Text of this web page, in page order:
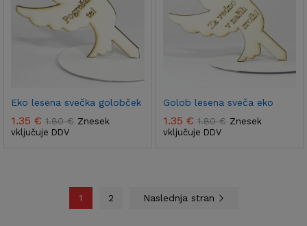
Eko lesena svečka golobček
1.35 € 1.80€ Znesek
vključuje DDV
Golob lesena sveča eko
1.35 € 1.80€ Znesek
vključuje DDV
1 2 Naslednja stran